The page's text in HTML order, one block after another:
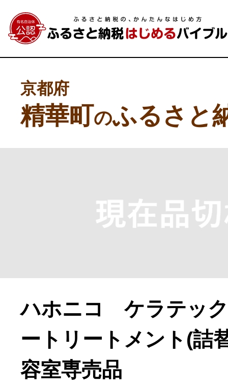
よく見られている返礼品
京都府
精華町のふるさと
ハホニコ ケラテッ
ートリートメント(
容室専売品